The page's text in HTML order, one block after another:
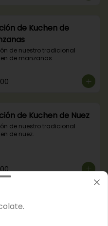
de Kuchen de
de nuestro tradicional
de manzanas.
de Kuchen de Nuez
de nuestro tradicional
de nuez.
de Torta Hojarasca